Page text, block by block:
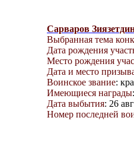
Сарваров
Выбранная тема
Дата рождения
Место рождения
Дата и место
Воинское звание:
Имеющиеся награды
Дата выбытия: 26
Номер последней